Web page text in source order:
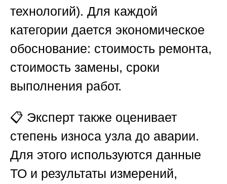
технологий). Для каждой
категории дается экономическое
обоснование: стоимость ремонта,
стоимость замены, сроки
выполнения работ.
📋 Эксперт также оценивает
степень износа узла до аварии.
Для этого используются данные
ТО и результаты измерений,